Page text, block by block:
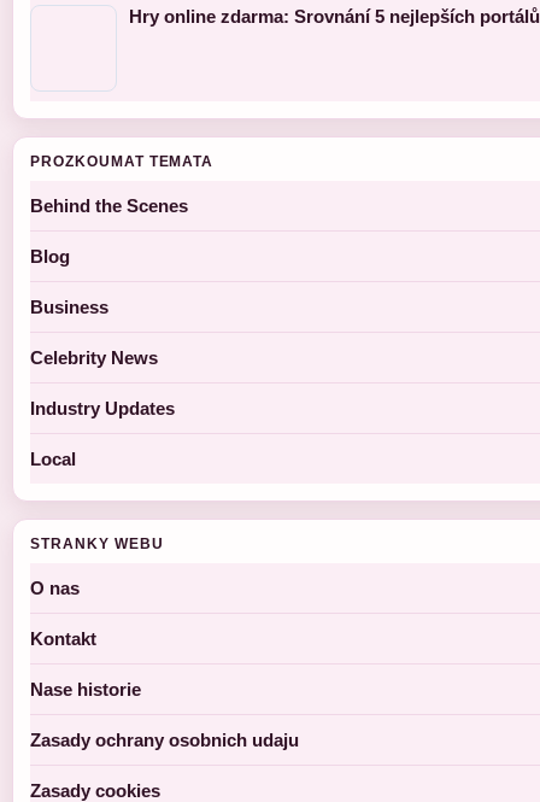
Hry online zdarma: Srovnání 5 nejlepších portálů
PROZKOUMAT TEMATA
Behind the Scenes
Blog
Business
Celebrity News
Industry Updates
Local
STRANKY WEBU
O nas
Kontakt
Nase historie
Zasady ochrany osobnich udaju
Zasady cookies